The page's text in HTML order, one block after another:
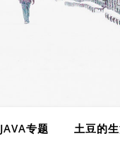
JAVA专题 土豆的